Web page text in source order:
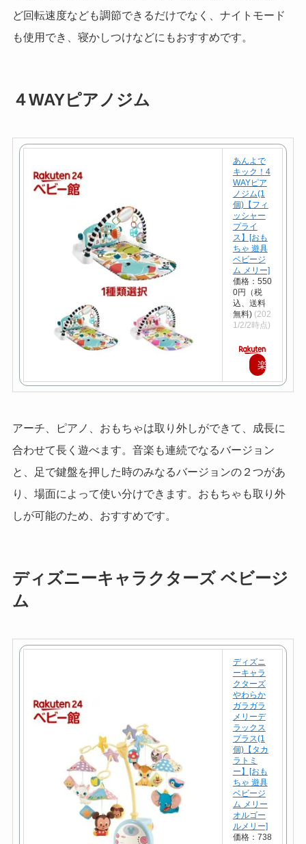
ど回転速度なども調節できるだけでなく、ナイトモード
も使用でき、寝かしつけなどにもおすすめです。
４WAYピアノジム
あんよで
キック！4
WAYピア
ノジム(1
個)【フィ
ッシャー
プライ
ス】[おも
ちゃ 遊具
ベビージ
ム メリー]
価格：550
0円（税
込、送料
無料) (202
1/2/2時点)
楽
天
購
入
アーチ、ピアノ、おもちゃは取り外しができて、成長に
合わせて長く遊べます。音楽も連続でなるバージョン
と、足で鍵盤を押した時のみなるバージョンの２つがあ
り、場面によって使い分けできます。おもちゃも取り外
しが可能のため、おすすめです。
ディズニーキャラクターズ ベビージ
ム
ディズニ
ーキャラ
クターズ
やわらか
ガラガラ
メリーデ
ラックス
プラス(1
個)【タカ
ラトミ
ー】[おも
ちゃ 遊具
ベビージ
ム メリー
オルゴー
ルメリー]
価格：738